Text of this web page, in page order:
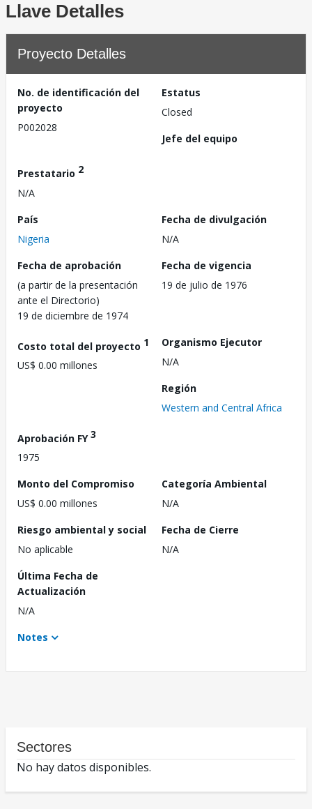
Llave Detalles
Proyecto Detalles
No. de identificación del
proyecto
P002028
Estatus
Closed
Jefe del equipo
Prestatario 2
N/A
País
Nigeria
Fecha de divulgación
N/A
Fecha de aprobación
(a partir de la presentación
ante el Directorio)
19 de diciembre de 1974
Fecha de vigencia
19 de julio de 1976
Costo total del proyecto 1
US$ 0.00 millones
Organismo Ejecutor
N/A
Región
Western and Central Africa
Aprobación FY3
1975
Monto del Compromiso
US$ 0.00 millones
Categoría Ambiental
N/A
Riesgo ambiental y social
No aplicable
Fecha de Cierre
N/A
Última Fecha de
Actualización
N/A
Notes
Sectores
No hay datos disponibles.